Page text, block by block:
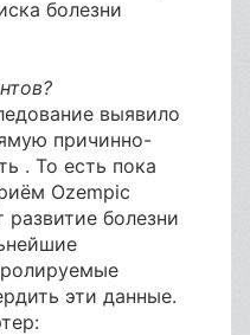
болезни
выявило
причинно-
. То есть пока
Ozempic
болезни
эти данные.